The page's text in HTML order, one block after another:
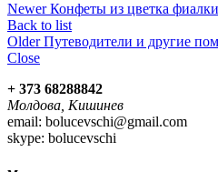
Newer Конфеты из цветка
Back to list
Older Путеводители и другие
Close
+ 373 68288842
Молдова, Кишинев
email: bolucevschi@gmail.com
skype: bolucevschi